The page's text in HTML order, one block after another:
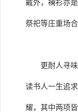
戴外，襕衫亦
祭祀等庄重场合
更耐人寻
读书人一生追
耀，其中两项